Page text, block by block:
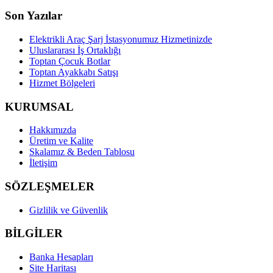
Son Yazılar
Elektrikli Araç Şarj İstasyonumuz Hizmetinizde
Uluslararası İş Ortaklığı
Toptan Çocuk Botlar
Toptan Ayakkabı Satışı
Hizmet Bölgeleri
KURUMSAL
Hakkımızda
Üretim ve Kalite
Skalamız & Beden Tablosu
İletişim
SÖZLEŞMELER
Gizlilik ve Güvenlik
BİLGİLER
Banka Hesapları
Site Haritası